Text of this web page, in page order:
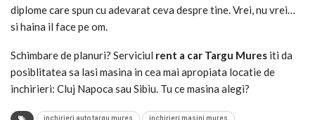
diplome care spun cu adevarat ceva despre tine. Vrei, nu vrei…
si haina il face pe om.
Schimbare de planuri? Serviciul rent a car Targu Mures iti da
posiblitatea sa lasi masina in cea mai apropiata locatie de
inchirieri: Cluj Napoca sau Sibiu. Tu ce masina alegi?
inchirieri auto targu mures inchirieri masini mures